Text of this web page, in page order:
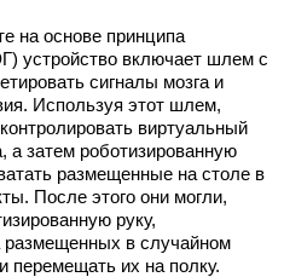
на основе принципа
устройство включает шлем с
сигналы мозга и
Используя этот шлем,
виртуальный
а затем роботизированную
размещенные на столе в
После этого они могли,
руку,
размещенных в случайном
перемещать их на полку.